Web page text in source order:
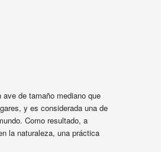
de tamaño mediano que
y es considerada una de
Como resultado, a
la naturaleza, una práctica